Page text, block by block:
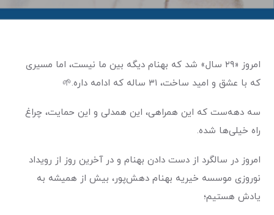
امروز «۲۹ سال» شد که بهنام دیگه بین ما نیست، اما مسیری
که با عشق و امید ساخت، ۳۱ ساله که ادامه داره
.
🌱
سه دهه‌ست که این همراهی، این همدلی و این حمایت، چراغ
راه خیلی‌ها شده.
امروز در سالگرد از دست دادن بهنام و در آخرین روز از رویداد
نوروزی موسسه خیریه بهنام دهش‌پور، بیش از همیشه به
یادش هستیم؛